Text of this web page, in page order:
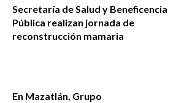
Secretaría de Salud y Beneficencia
Pública realizan jornada de
reconstrucción mamaria
En Mazatlán, Grupo